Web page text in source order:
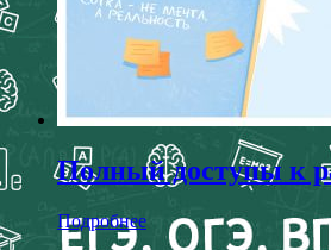
Полный доступы к
Подробнее